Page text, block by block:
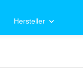
Hersteller